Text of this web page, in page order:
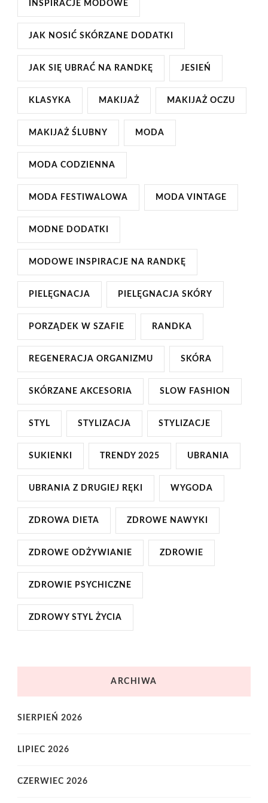
INSPIRACJE MODOWE
JAK NOSIĆ SKÓRZANE DODATKI
JAK SIĘ UBRAĆ NA RANDKĘ JESIEŃ
KLASYKA MAKIJAŻ MAKIJAŻ OCZU
MAKIJAŻ ŚLUBNY MODA
MODA CODZIENNA
MODA FESTIWALOWA MODA VINTAGE
MODNE DODATKI
MODOWE INSPIRACJE NA RANDKĘ
PIELĘGNACJA PIELĘGNACJA SKÓRY
PORZĄDEK W SZAFIE RANDKA
REGENERACJA ORGANIZMU SKÓRA
SKÓRZANE AKCESORIA SLOW FASHION
STYL STYLIZACJA STYLIZACJE
SUKIENKI TRENDY 2025 UBRANIA
UBRANIA Z DRUGIEJ RĘKI WYGODA
ZDROWA DIETA ZDROWE NAWYKI
ZDROWE ODŻYWIANIE ZDROWIE
ZDROWIE PSYCHICZNE
ZDROWY STYL ŻYCIA
ARCHIWA
SIERPIEŃ 2026
LIPIEC 2026
CZERWIEC 2026